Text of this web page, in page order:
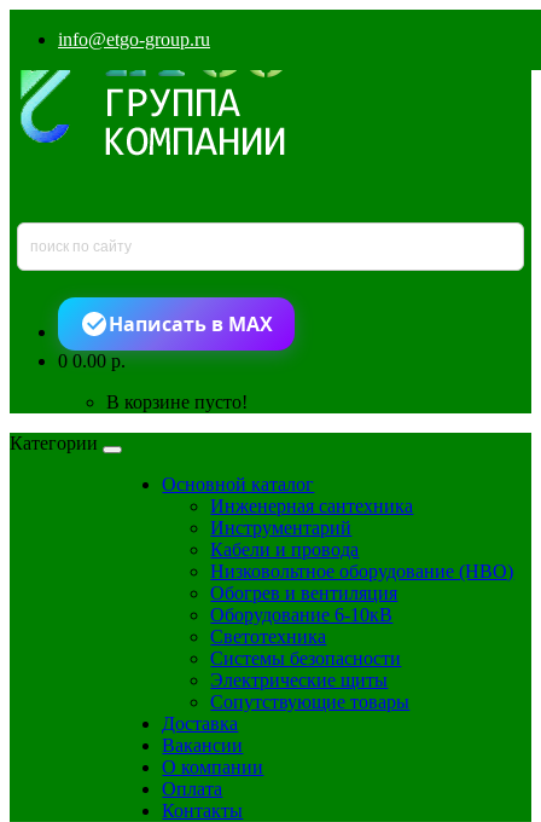
info@etgo-group.ru
Написать в MAX
00.00 р.
В корзине пусто!
Категории
Основной каталог
Инженерная сантехника
Инструментарий
Кабели и провода
Низковольтное оборудование (НВО)
Обогрев и вентиляция
Оборудование 6-10кВ
Светотехника
Системы безопасности
Электрические щиты
Сопутствующие товары
Доставка
Вакансии
О компании
Оплата
Контакты